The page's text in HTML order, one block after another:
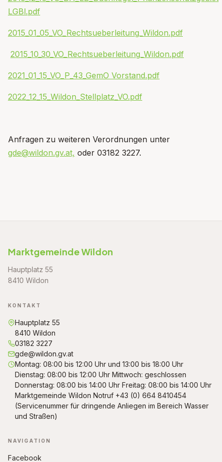
LGBl.pdf
2015_01_05_VO_Rechtsueberleitung_Wildon.pdf
2015_10_30_VO_Rechtsueberleitung_Wildon.pdf
2021_01_15_VO_P_43_GemO Vorstand.pdf
2022_12_15_Wildon_Stellplatz_VO.pdf
Anfragen zu weiteren Verordnungen unter
gde@wildon.gv.at, oder 03182 3227.
Marktgemeinde Wildon
Hauptplatz 55
8410 Wildon
KONTAKT
Hauptplatz 55
8410 Wildon
03182 3227
gde@wildon.gv.at
Montag: 08:00 bis 12:00 Uhr und 13:00 bis 18:00 Uhr
Dienstag: 08:00 bis 12:00 Uhr Mittwoch: geschlossen
Donnerstag: 08:00 bis 14:00 Uhr Freitag: 08:00 bis 14:00 Uhr
Marktgemeinde Wildon Notruf +43 (0) 664 8410454
(Servicenummer für dringende Anliegen im Bereich Wasser
und Straßen)
NAVIGATION
Facebook